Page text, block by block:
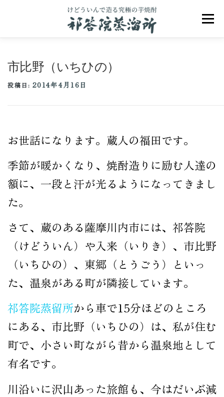
メニュ
商品一覧 アクセス お問合せ ブログ
公式オンラインショップ
市比野（いちひの）
投稿日: 2014年4月16日
お世話になります。蔵人の福田です。
季節が暖かくなり、焼酎造りに励む人達の
額に、一段と汗が光るようになってきまし
た。
さて、蔵のある薩摩川内市には、祁答院
（けどういん）や入来（いりき）、市比野
（いちひの）、東郷（とうごう）といっ
た、温泉がある町が隣接しています。
祁答院蒸留所から車で15分ほどのところ
にある、市比野（いちひの）は、私が住む
町で、小さい町ながら昔から温泉地として
有名です。
川沿いに沢山あった旅館も、今はだいぶ減